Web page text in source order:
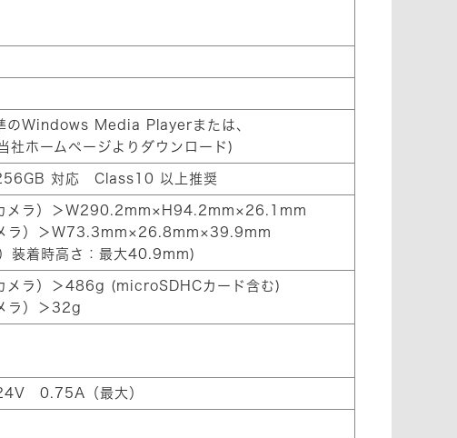
のWindows Media Playerまたは、
社ホームページよりダウンロード)
対応 Class10 以上推奨
カメラ）＞W290.2mm×H94.2mm×26.1mm
メラ）＞W73.3mm×26.8mm×39.9mm
装着時高さ：最大40.9mm)
メラ）＞486g (microSDHCカード含む)
ラ）＞32g
0.75A（最大）